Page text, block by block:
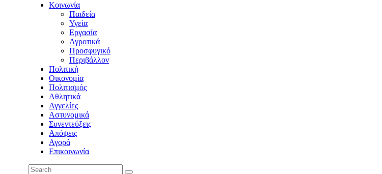
Κοινωνία
Παιδεία
Υγεία
Εργασία
Αγροτικά
Προσφυγικό
Περιβάλλον
Πολιτική
Οικονομία
Πολιτισμός
Αθλητικά
Αγγελίες
Αστυνομικά
Συνεντεύξεις
Απόψεις
Αγορά
Επικοινωνία